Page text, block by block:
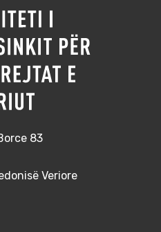
83
Veriore